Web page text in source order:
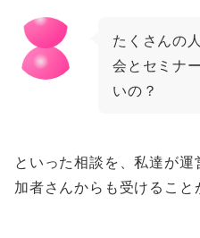
たくさんの
会とセミナ
いの？
といった相談を、私達が
加者さんからも受けること